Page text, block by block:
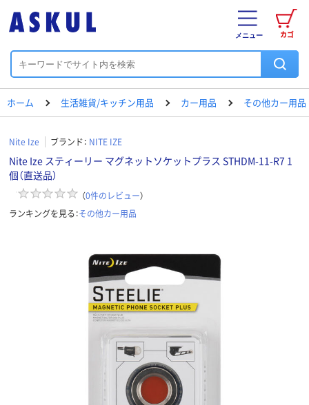
カゴ
メニュー
ホーム 生活雑貨/キッチン用品 カー用品 その他カー用品
Nite Ize ブランド： NITE IZE
Nite Ize スティーリー マグネットソケットプラス STHDM-11-R7 1
個（直送品）
（0件のレビュー）
ランキングを見る：その他カー用品